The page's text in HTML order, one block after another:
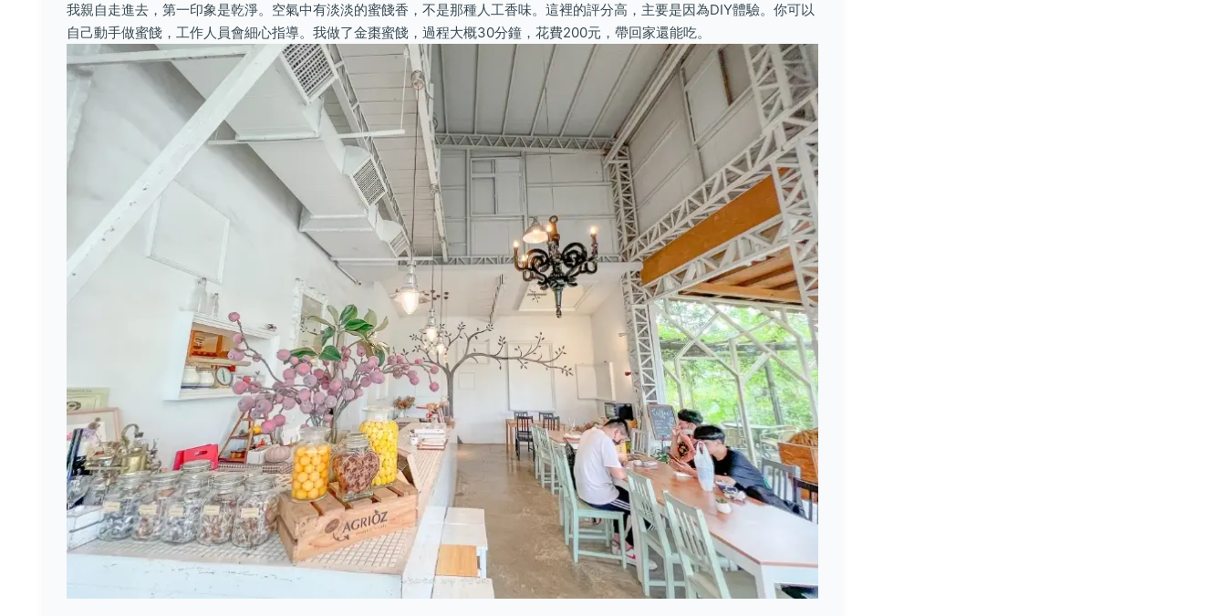
我親自走進去，第一印象是乾淨。空氣中有淡淡的蜜餞香，不是那種人工香味。這裡的評分高，主要是因為DIY體驗。你可以
自己動手做蜜餞，工作人員會細心指導。我做了金棗蜜餞，過程大概30分鐘，花費200元，帶回家還能吃。